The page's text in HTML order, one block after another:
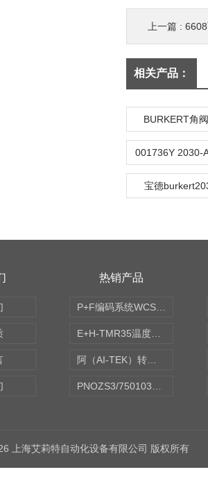
上一篇 :
相关产品：
BURKERT角
宝德
热销产品
上海艾莉特自动化设备有限公司 版权所有